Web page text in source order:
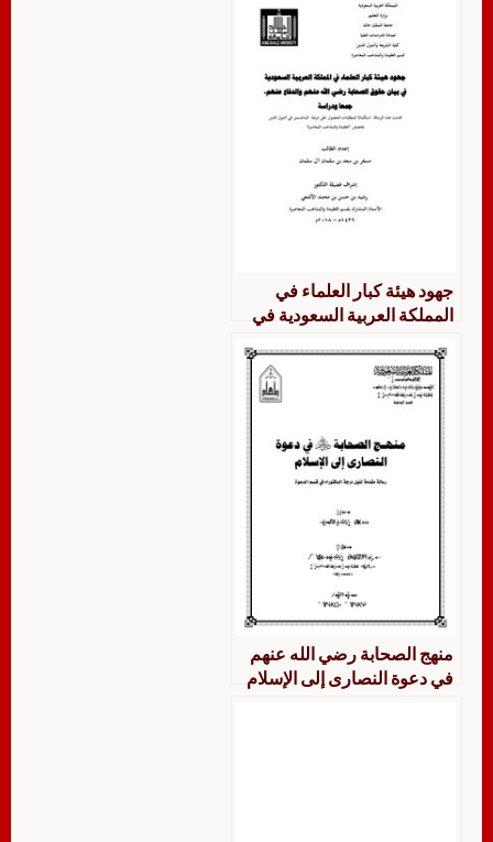
جهود هيئة كبار العلماء في
المملكة العربية السعودية في
عنهم جمعًا ودراسة
منهج الصحابة رضي الله عنهم
في دعوة النصارى إلى الإسلام